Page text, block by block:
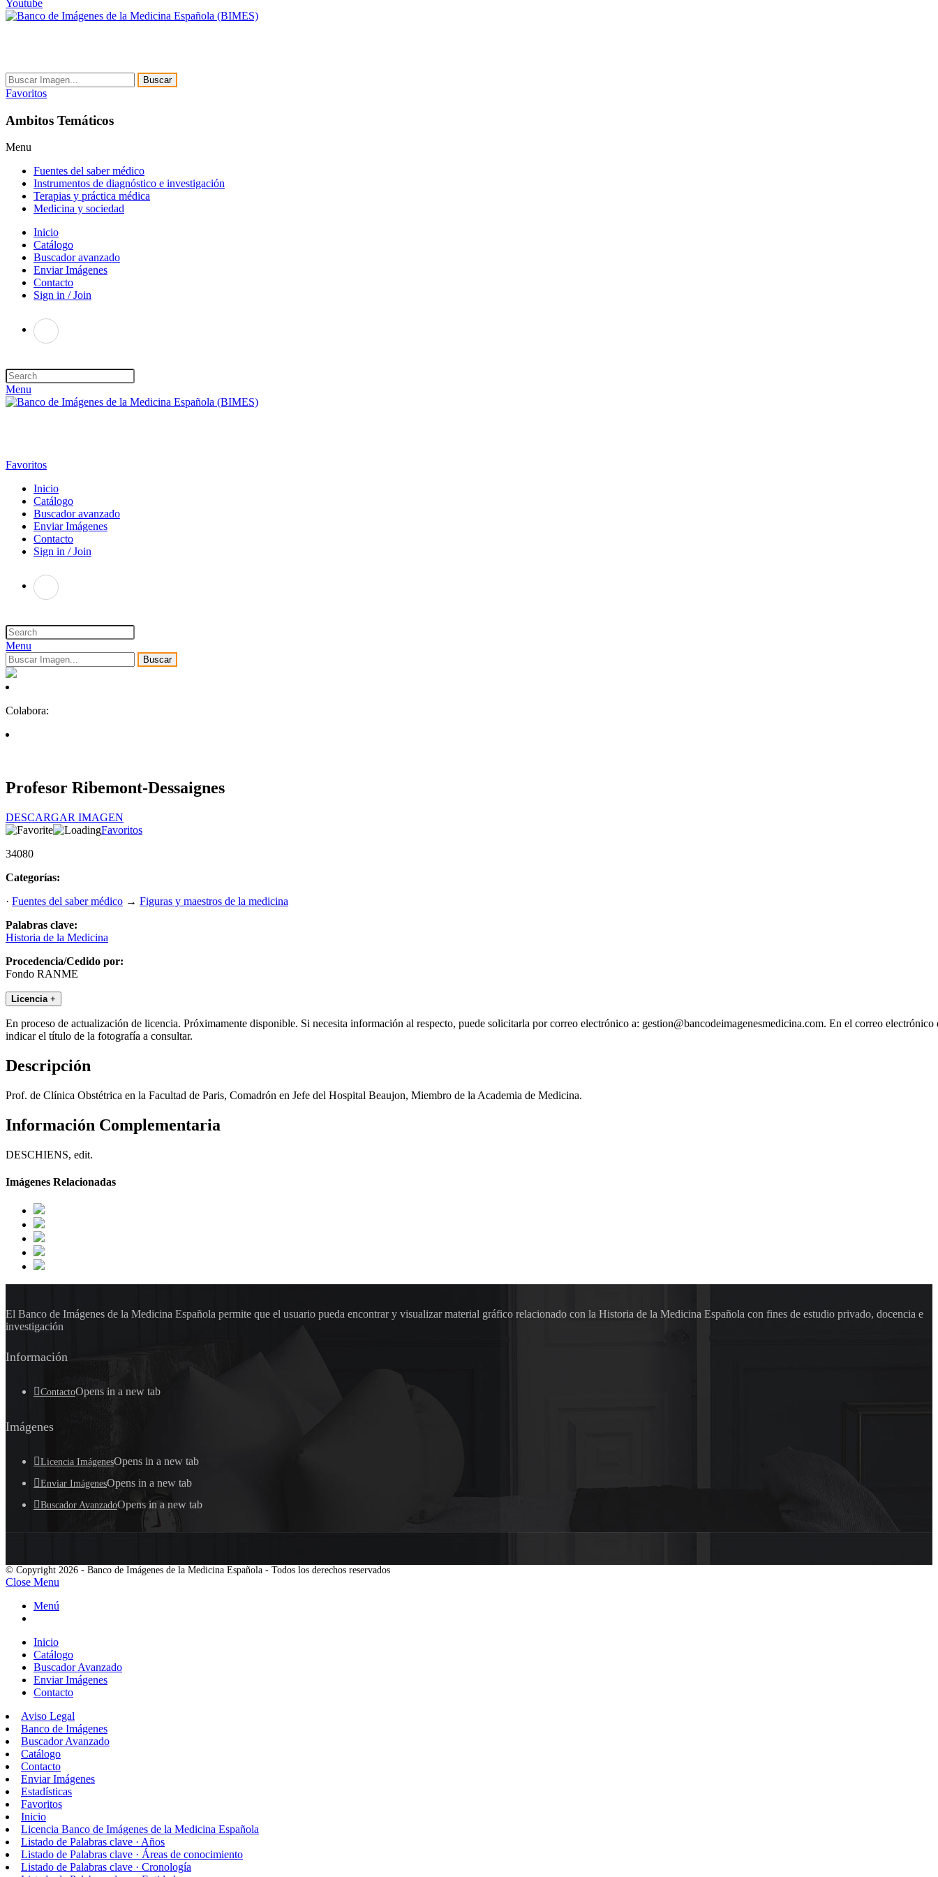
Youtube
Buscar
Favoritos
Ambitos Temáticos
Menu
Fuentes del saber médico
Instrumentos de diagnóstico e investigación
Terapias y práctica médica
Medicina y sociedad
Inicio
Catálogo
Buscador avanzado
Enviar Imágenes
Contacto
Sign in / Join
Menu
Favoritos
Inicio
Catálogo
Buscador avanzado
Enviar Imágenes
Contacto
Sign in / Join
Menu
Buscar
Colabora:
Profesor Ribemont-Dessaignes
DESCARGAR IMAGEN
Favoritos
34080
Categorías:
· Fuentes del saber médico → Figuras y maestros de la medicina
Palabras clave:
Historia de la Medicina
Procedencia/Cedido por:
Fondo RANME
Licencia +
En proceso de actualización de licencia. Próximamente disponible. Si necesita información al respecto, puede solicitarla por correo electrónico a: gestion@bancodeimagenesmedicina.com. En el correo electrónico
indicar el título de la fotografía a consultar.
Descripción
Prof. de Clínica Obstétrica en la Facultad de Paris, Comadrón en Jefe del Hospital Beaujon, Miembro de la Academia de Medicina.
Información Complementaria
DESCHIENS, edit.
Imágenes Relacionadas
El Banco de Imágenes de la Medicina Española permite que el usuario pueda encontrar y visualizar material gráfico relacionado con la Historia de la Medicina Española con fines de estudio privado, docencia e
investigación
Información
ContactoOpens in a new tab
Imágenes
Licencia ImágenesOpens in a new tab
Enviar ImágenesOpens in a new tab
Buscador AvanzadoOpens in a new tab
© Copyright 2026 - Banco de Imágenes de la Medicina Española - Todos los derechos reservados
Close Menu
Menú
Inicio
Catálogo
Buscador Avanzado
Enviar Imágenes
Contacto
Aviso Legal
Banco de Imágenes
Buscador Avanzado
Catálogo
Contacto
Enviar Imágenes
Estadísticas
Favoritos
Inicio
Licencia Banco de Imágenes de la Medicina Española
Listado de Palabras clave · Años
Listado de Palabras clave · Áreas de conocimiento
Listado de Palabras clave · Cronología